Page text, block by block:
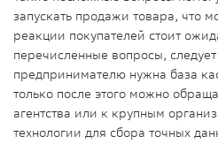
запускать продажи товара, что
реакции покупателей стоит
перечисленные вопросы,
предпринимателю нужна база
только после этого можно
агентства или к крупным
технологии для сбора точных